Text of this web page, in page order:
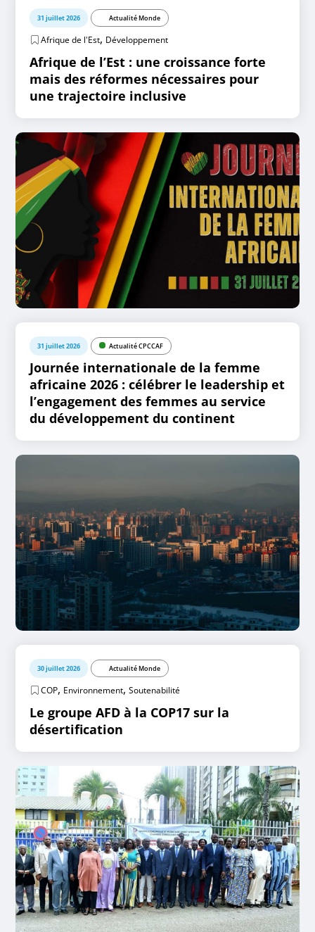
31 juillet 2026 Actualité Monde
Afrique de l'Est, Développement
Afrique de l’Est : une croissance forte
mais des réformes nécessaires pour
une trajectoire inclusive
31 juillet 2026 Actualité CPCCAF
Journée internationale de la femme
africaine 2026 : célébrer le leadership et
l’engagement des femmes au service
du développement du continent
30 juillet 2026 Actualité Monde
COP, Environnement,Soutenabilité
Le groupe AFD à la COP17 sur la
désertification